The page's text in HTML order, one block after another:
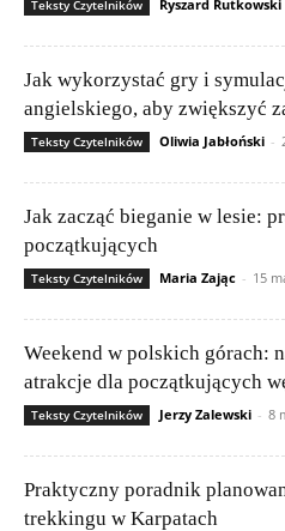
Teksty Czytelników Ryszard Rutkowski
Jak wykorzystać gry i
angielskiego, aby zwiększyć
Teksty Czytelników Oliwia Jabłoński -
Jak zacząć bieganie w lesie:
początkujących
Teksty Czytelników Maria Zając - 15
Weekend w polskich górach:
atrakcje dla początkujących
Teksty Czytelników Jerzy Zalewski - 8
Praktyczny poradnik
trekkingu w Karpatach